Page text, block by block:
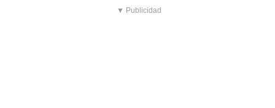
▼ Publicidad